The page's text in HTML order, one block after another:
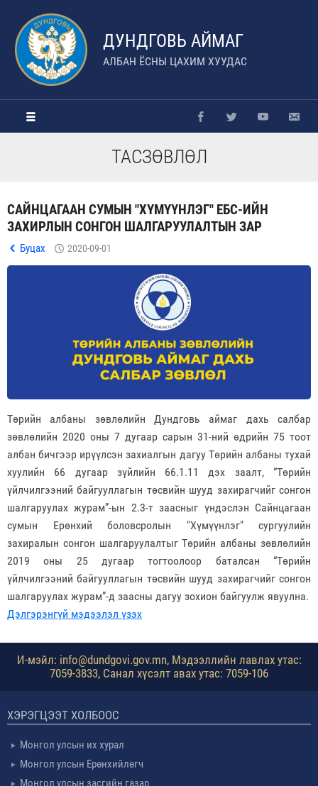
ДУНДГОВЬ АЙМАГ
АЛБАН ЁСНЫ ЦАХИМ ХУУДАС
ТАСЗӨВЛӨЛ
САЙНЦАГААН СУМЫН "ХҮМҮҮНЛЭГ" ЕБС-ИЙН
ЗАХИРЛЫН СОНГОН ШАЛГАРУУЛАЛТЫН ЗАР
Буцах 2020-09-01
Төрийн албаны зөвлөлийн Дундговь аймаг дахь салбар
зөвлөлийн 2020 оны 7 дугаар сарын 31-ний өдрийн 75 тоот
албан бичгээр ирүүлсэн захиалгын дагуу Төрийн албаны тухай
хуулийн 66 дугаар зүйлийн 66.1.11 дэх заалт, “Төрийн
үйлчилгээний байгууллагын төсвийн шууд захирагчийг сонгон
шалгаруулах журам”-ын 2.3-т заасныг үндэслэн Сайнцагаан
сумын Ерөнхий боловсролын "Хүмүүнлэг" сургуулийн
захиралын сонгон шалгаруулалтыг Төрийн албаны зөвлөлийн
2019 оны 25 дугаар тогтоолоор баталсан “Төрийн
үйлчилгээний байгууллагын төсвийн шууд захирагчийг сонгон
шалгаруулах журам”-д заасны дагуу зохион байгуулж явуулна.
Дэлгэрэнгүй мэдээлэл үзэх
И-мэйл: info@dundgovi.gov.mn, Мэдээллийн лавлах утас:
7059-3833, Санал хүсэлт авах утас: 7059-106
ХЭРЭГЦЭЭТ ХОЛБООС
Монгол улсын их хурал
Монгол улсын Ерөнхийлөгч
Монгол улсын засгийн газар